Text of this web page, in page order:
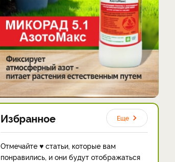
Избранное Еще
Отмечайте ♥ статьи, которые вам
понравились, и они будут отображаться